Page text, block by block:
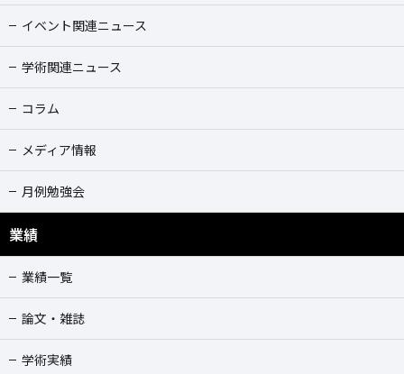
イベント関連ニュース
学術関連ニュース
コラム
メディア情報
月例勉強会
業績
業績一覧
論文・雑誌
学術実績